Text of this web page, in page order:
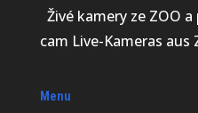
Živé kamery ze ZOO
cam Live-Kameras aus
Menu